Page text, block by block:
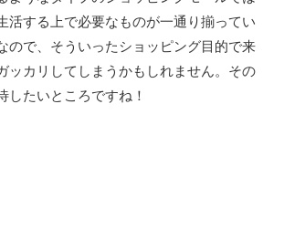
活する上で必要なものが一通り揃ってい
ので、そういったショッピング目的で来
ッカリしてしまうかもしれません。その
したいところですね！